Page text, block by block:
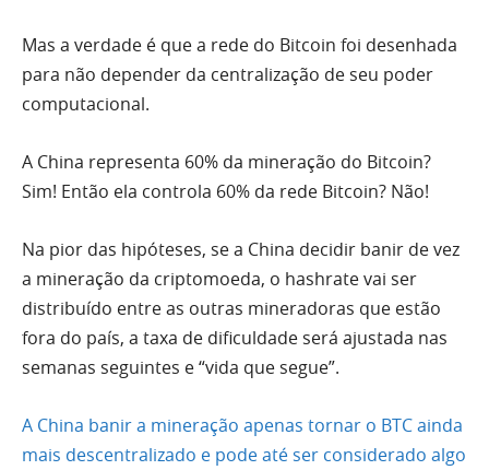
Mas a verdade é que a rede do Bitcoin foi desenhada
para não depender da centralização de seu poder
computacional.
A China representa 60% da mineração do Bitcoin?
Sim! Então ela controla 60% da rede Bitcoin? Não!
Na pior das hipóteses, se a China decidir banir de vez
a mineração da criptomoeda, o hashrate vai ser
distribuído entre as outras mineradoras que estão
fora do país, a taxa de dificuldade será ajustada nas
semanas seguintes e “vida que segue”.
A China banir a mineração apenas tornar o BTC ainda
mais descentralizado e pode até ser considerado algo